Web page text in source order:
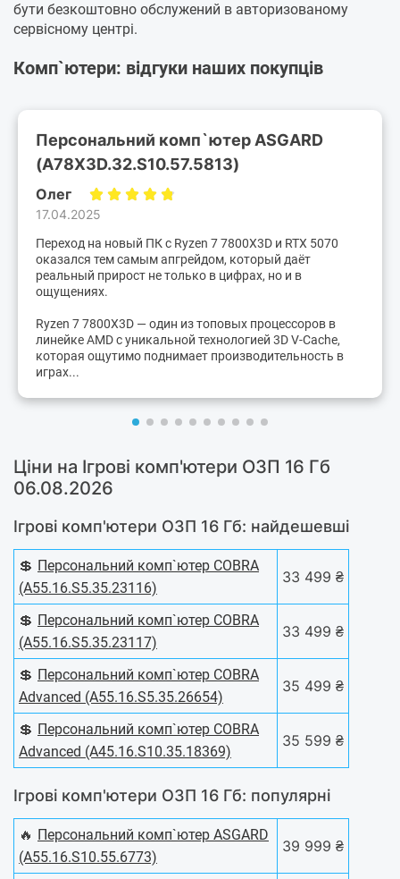
бути безкоштовно обслужений в авторизованому
сервісному центрі.
Комп`ютери: відгуки наших покупців
Персональний комп`ютер ASGARD
(A78X3D.32.S10.57.5813)
Олег
17.04.2025
Переход на новый ПК с Ryzen 7 7800X3D и RTX 5070
оказался тем самым апгрейдом, который даёт
реальный прирост не только в цифрах, но и в
ощущениях.
Ryzen 7 7800X3D — один из топовых процессоров в
линейке AMD с уникальной технологией 3D V-Cache,
которая ощутимо поднимает производительность в
играх...
Ціни на Ігрові комп'ютери ОЗП 16 Гб
06.08.2026
Ігрові комп'ютери ОЗП 16 Гб: найдешевші
💲 Персональний комп`ютер COBRA
(A55.16.S5.35.23116)
33 499 ₴
💲 Персональний комп`ютер COBRA
(A55.16.S5.35.23117)
33 499 ₴
💲 Персональний комп`ютер COBRA
Advanced (A55.16.S5.35.26654)
35 499 ₴
💲 Персональний комп`ютер COBRA
Advanced (A45.16.S10.35.18369)
35 599 ₴
Ігрові комп'ютери ОЗП 16 Гб: популярні
🔥 Персональний комп`ютер ASGARD
(A55.16.S10.55.6773)
39 999 ₴